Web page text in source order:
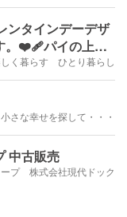
ンタインデーデザ
。❤‍🩹パイの上に
コケーキ。
く暮らす ひとり暮らし
小さな幸せを探して・・・
中古販売
プ 株式会社現代ドック